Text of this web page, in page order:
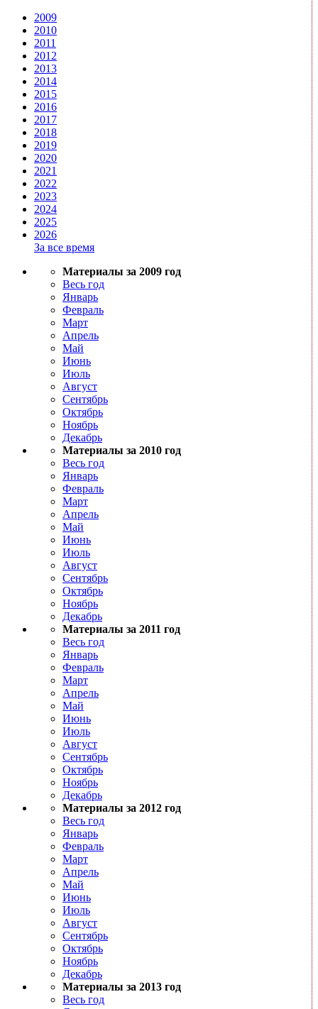
2009
2010
2011
2012
2013
2014
2015
2016
2017
2018
2019
2020
2021
2022
2023
2024
2025
2026
За все время
Материалы за 2009 год
Весь год
Январь
Февраль
Март
Апрель
Май
Июнь
Июль
Август
Сентябрь
Октябрь
Ноябрь
Декабрь
Материалы за 2010 год
Весь год
Январь
Февраль
Март
Апрель
Май
Июнь
Июль
Август
Сентябрь
Октябрь
Ноябрь
Декабрь
Материалы за 2011 год
Весь год
Январь
Февраль
Март
Апрель
Май
Июнь
Июль
Август
Сентябрь
Октябрь
Ноябрь
Декабрь
Материалы за 2012 год
Весь год
Январь
Февраль
Март
Апрель
Май
Июнь
Июль
Август
Сентябрь
Октябрь
Ноябрь
Декабрь
Материалы за 2013 год
Весь год